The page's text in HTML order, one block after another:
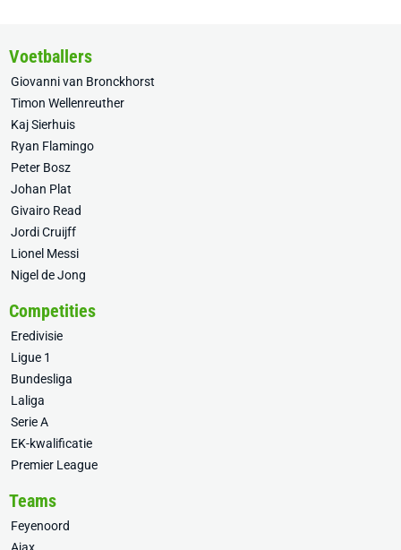
Voetballers
Giovanni van Bronckhorst
Timon Wellenreuther
Kaj Sierhuis
Ryan Flamingo
Peter Bosz
Johan Plat
Givairo Read
Jordi Cruijff
Lionel Messi
Nigel de Jong
Competities
Eredivisie
Ligue 1
Bundesliga
Laliga
Serie A
EK-kwalificatie
Premier League
Teams
Feyenoord